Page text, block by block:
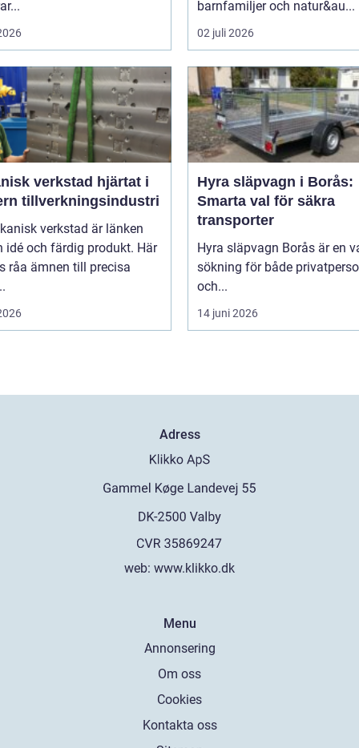
barnfamiljer och natur&au...
02 juli 2026
verkstad hjärtat i
tillverkningsindustri
verkstad är länken
idé och färdig produkt. Här
råa ämnen till precisa
Hyra släpvagn i Borås:
Smarta val för säkra
transporter
Hyra släpvagn Borås är en
sökning för både
och...
14 juni 2026
Adress
web: www.klikko.dk
Menu
Annonsering
Om oss
Cookies
Kontakta oss